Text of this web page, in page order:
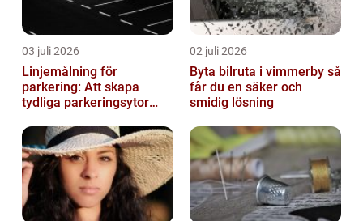
03 juli 2026
Linjemålning för
parkering: Att skapa
tydliga parkeringsytor
parkeringslinjer
02 juli 2026
Byta bilruta i vimmerby så
får du en säker och
smidig lösning